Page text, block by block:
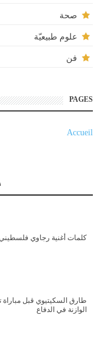
صحة
علوم طبيعيّة
فن
PAGES
Accueil
كلمات أغنية رجاوي
طارق السكيتيوي قبل مباراة
الوازنة في الدفاع